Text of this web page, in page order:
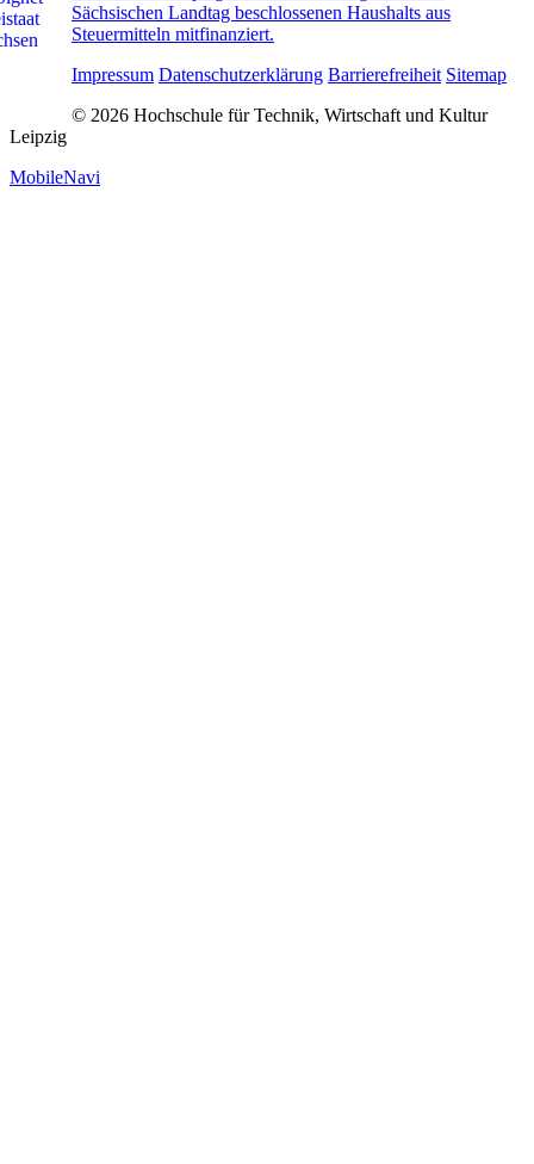
Sächsischen Landtag beschlossenen Haushalts aus
Steuermitteln mitfinanziert.
Impressum Datenschutzerklärung Barrierefreiheit Sitemap
© 2026 Hochschule für Technik, Wirtschaft und Kultur
Leipzig
MobileNavi